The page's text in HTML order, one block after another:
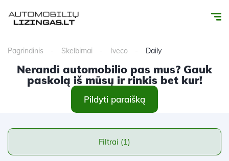
Pagrindinis Skelbimai Iveco Daily
Nerandi automobilio pas mus? Gauk
paskolą iš mūsų ir rinkis bet kur!
Pildyti paraišką
Filtrai (1)